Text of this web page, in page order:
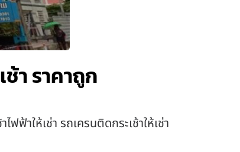
ช้า ราคาถูก
ฟฟ้าให้เช่า รถเครนติดกระเช้าให้เช่า